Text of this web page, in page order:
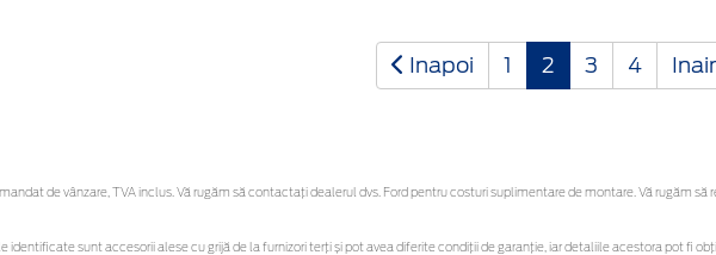
Inapoi 1 2 3 4
de vânzare, TVA inclus. Vă rugăm să contactaţi dealerul dvs. Ford pentru costuri suplimentare de montare. Vă rugăm
identificate sunt accesorii alese cu grijă de la furnizori terți și pot avea diferite condiții de garanție, iar detaliile acestora pot fi